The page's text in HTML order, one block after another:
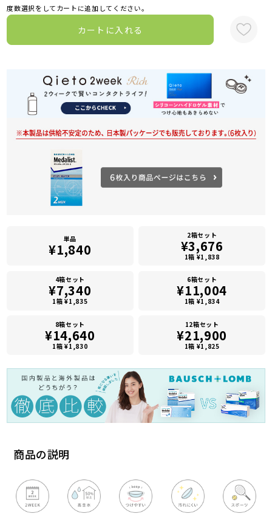
商品の説明
度数選択をしてカートに追加してください。
カートに入れる
単品
¥1,840
2箱セット
¥3,676
1箱 ¥1,838
4箱セット
¥7,340
1箱 ¥1,835
6箱セット
¥11,004
1箱 ¥1,834
8箱セット
¥14,640
1箱 ¥1,830
12箱セット
¥21,900
1箱 ¥1,825